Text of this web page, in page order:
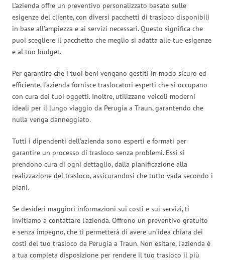
L’azienda offre un preventivo personalizzato basato sulle
esigenze del cliente, con diversi pacchetti di trasloco disponibili
in base all’ampiezza e ai servizi necessari. Questo significa che
puoi scegliere il pacchetto che meglio si adatta alle tue esigenze
e al tuo budget.
Per garantire che i tuoi beni vengano gestiti in modo sicuro ed
efficiente, l’azienda fornisce traslocatori esperti che si occupano
con cura dei tuoi oggetti. Inoltre, utilizzano veicoli moderni
ideali per il lungo viaggio da Perugia a Traun, garantendo che
nulla venga danneggiato.
Tutti i dipendenti dell’azienda sono esperti e formati per
garantire un processo di trasloco senza problemi. Essi si
prendono cura di ogni dettaglio, dalla pianificazione alla
realizzazione del trasloco, assicurandosi che tutto vada secondo i
piani.
Se desideri maggiori informazioni sui costi e sui servizi, ti
invitiamo a contattare l’azienda. Offrono un preventivo gratuito
e senza impegno, che ti permetterà di avere un’idea chiara dei
costi del tuo trasloco da Perugia a Traun. Non esitare, l’azienda è
a tua completa disposizione per rendere il tuo trasloco il più